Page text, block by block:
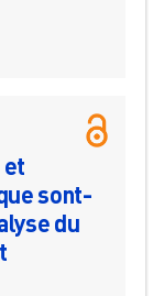
et
sont-
du